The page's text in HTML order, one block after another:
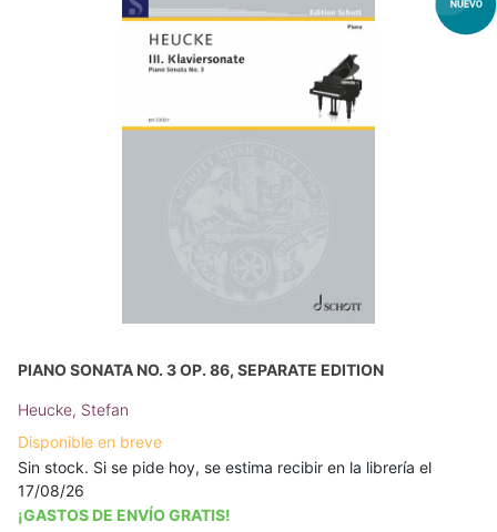
PIANO SONATA NO. 3 OP. 86, SEPARATE EDITION
Heucke, Stefan
Disponible en breve
Sin stock. Si se pide hoy, se estima recibir en la librería el
17/08/26
¡GASTOS DE ENVÍO GRATIS!